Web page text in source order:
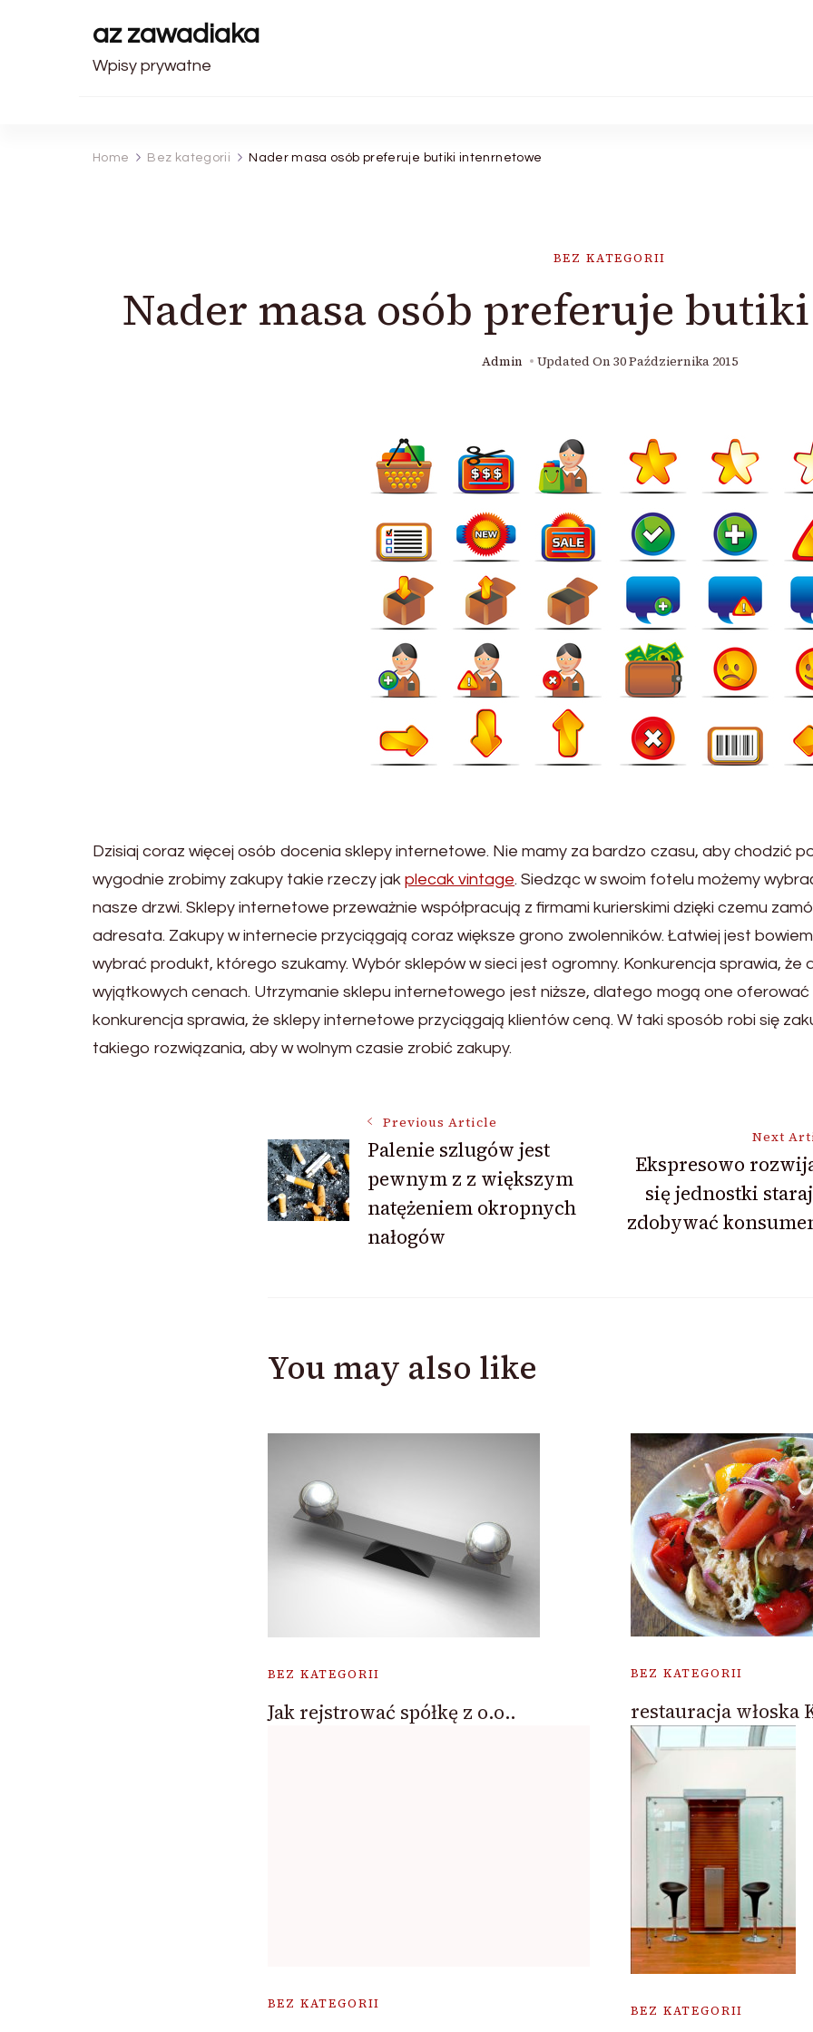
az zawadiaka
Wpisy prywatne
Home Bez kategorii Nader masa osób preferuje butiki intenrnetowe
BEZ KATEGORII
Nader masa osób preferuje
Admin Updated On 30 Października 2015
Dzisiaj coraz więcej osób docenia sklepy internetowe. Nie mamy za bardzo czasu, aby chodzić
wygodnie zrobimy zakupy takie rzeczy jak plecak vintage. Siedząc w swoim fotelu możemy
nasze drzwi. Sklepy internetowe przeważnie współpracują z firmami kurierskimi dzięki czemu
adresata. Zakupy w internecie przyciągają coraz większe grono zwolenników. Łatwiej jest
wybrać produkt, którego szukamy. Wybór sklepów w sieci jest ogromny. Konkurencja sprawia,
wyjątkowych cenach. Utrzymanie sklepu internetowego jest niższe, dlatego mogą one
konkurencja sprawia, że sklepy internetowe przyciągają klientów ceną. W taki sposób robi się
takiego rozwiązania, aby w wolnym czasie zrobić zakupy.
Post
Navigation
Previous Article
Palenie szlugów jest
pewnym z z większym
natężeniem okropnych
nałogów
Next
Ekspresowo
się jednostki
zdobywać
You may also like
BEZ KATEGORII
Jak rejstrować spółkę z o.o..
BEZ KATEGORII
restauracja włoska
BEZ KATEGORII BEZ KATEGORII